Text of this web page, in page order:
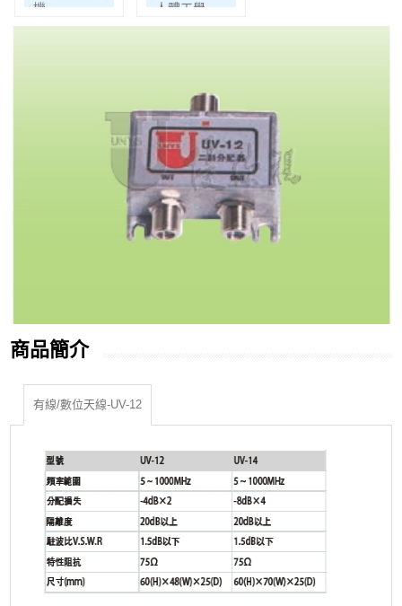
機
人體工學
商品簡介
有線/數位天線-UV-12